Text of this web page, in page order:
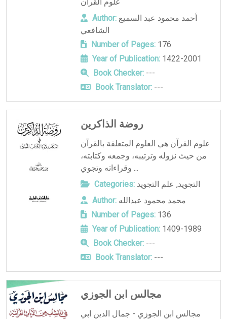
Author: أحمد محمود عبد السميع
الشافعي
Number of Pages:176
Year of Publication:1422-2001
Book Checker:---
Book Translator:---
روضة الذاكرين
علوم القرآن هي العلوم المتعلقة بالقرآن
من حيث نزوله وترتيبه، وجمعه وكتابته،
وقراءاته وتجوي ...
Categories:
التجويد, علم التجويد
Author: محمد محمود عبدالله
Number of Pages:136
Year of Publication:1409-1989
Book Checker:---
Book Translator:---
مجالس ابن الجوزي
مجالس ابن الجوزي - جمال الدين ابي